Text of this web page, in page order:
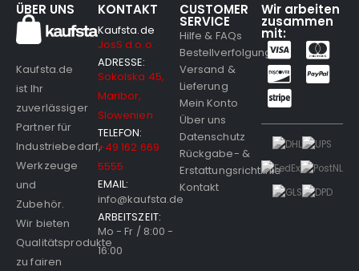
ÜBER UNS
Kaufsta.de
ist Ihr
zuverlässiger
Partner für
Industriebedarf,
Werkzeuge
und
Zubehör.
Wir bieten
Qualitätsprodukte
zu fairen
KONTAKT
Kaufsta.de
JosS d.o.o.
ADRESSE:
Sokolska 45,
Maribor,
Slowenien
TELEFON:
+49 162 669
5555
EMAIL:
info@kaufsta.de
ARBEITSZEIT:
Mo - Fr / 8:00 -
16:00
CUSTOMER
SERVICE
Hilfe & FAQs
Bestellverfolgung
Versand &
Lieferung
Mein Konto
Über uns
Datenschutz
Rückgabe- &
Erstattungsrichtlinie
Kontakt
Wir arbeiten
zusammen
mit: